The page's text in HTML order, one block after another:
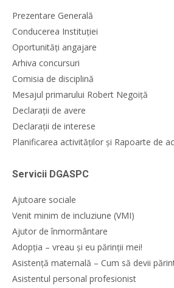
Prezentare Generală
Conducerea Instituției
Oportunități angajare
Arhiva concursuri
Comisia de disciplină
Mesajul primarului Robert Negoiță
Declarații de avere
Declarații de interese
Planificarea activităților și Rapoarte de
Servicii DGASPC
Ajutoare sociale
Venit minim de incluziune (VMI)
Ajutor de înmormântare
Adopția – vreau și eu părinții mei!
Asistență maternală – Cum să devii
Asistentul personal profesionist